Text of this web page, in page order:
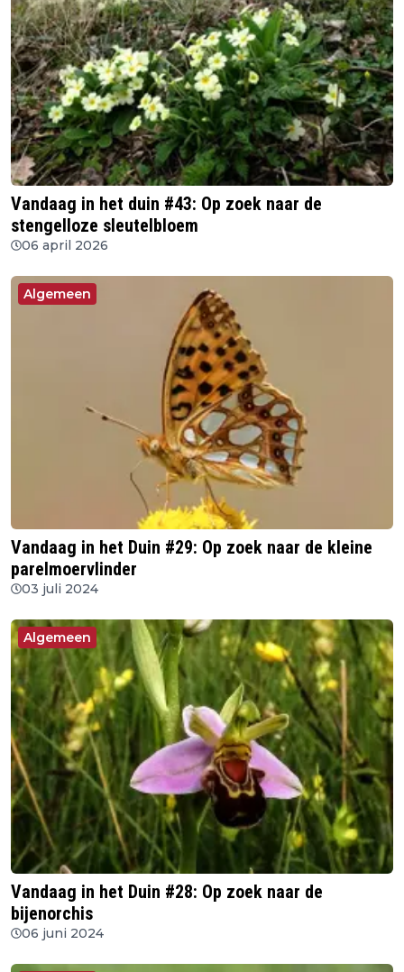
Vandaag in het duin #43: Op zoek naar de
stengelloze sleutelbloem
06 april 2026
Algemeen
Vandaag in het Duin #29: Op zoek naar de kleine
parelmoervlinder
03 juli 2024
Algemeen
Vandaag in het Duin #28: Op zoek naar de
bijenorchis
06 juni 2024